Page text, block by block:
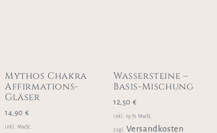
Mythos Chakra
Affirmations-
Gläser
14,90 €
inkl. MwSt.
Wassersteine –
Basis-Mischung
12,50 €
inkl. 19 % MwSt.
zzgl. Versandkosten